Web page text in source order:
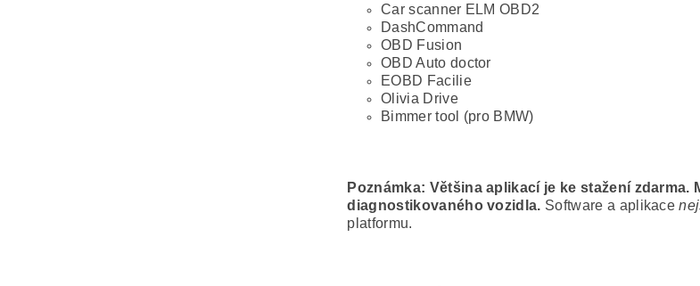
Car scanner ELM OBD2
DashCommand
OBD Fusion
OBD Auto doctor
EOBD Facilie
Olivia Drive
Bimmer tool (pro BMW)
Poznámka: Většina aplikací je ke stažení
diagnostikovaného vozidla. Software a aplikace
platformu.